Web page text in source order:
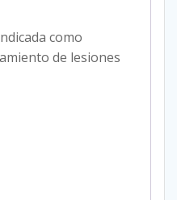
como
de lesiones